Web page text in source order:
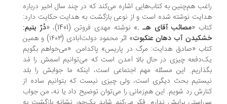
هم‌چنین به کتاب‌هایی اشاره می‌‌کند که در چند سال اخیر درباره
نوشته شده است و از نوعی بازگشت به هدایت حکایت دارد:
«مصائب آقای هـ .» نوشته مهدی فروتن (1401)، «
دُرّ یتیم:
آب دهان عنکبوت
» اثر محمود دولت‌آبادی (۱۴۰۳) و همین
«صادق هدایت: مرگ در پاریس» پاکدامن. «می‌خواهم بگویم
چیزی در حال بالا آمدن است که می‌توانیم اسمش را مُد
این مسئله مهم اجتماعی است، اینکه ما جوابش را بلد
بحث دیگری است، ولی چیزی نیست که بتوانیم ساده از
رد شویم. این هم‌زمانی را می‌توان توضیح داد یا نه، من جواب